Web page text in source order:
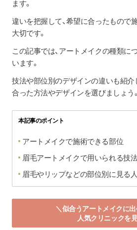
ます。
違いを把握して、希望に合ったもので
大切です。
この記事では、アートメイクの種類に
います。
技法や部位別のデザインの違いも紹介
合った方法やデザインを選びましょう。
本記事のポイント
アートメイクで施術できる部位
眉毛アートメイクで用いられる技
眉毛やリップなどの部位別に見る
＼似合うアートメイクに出
人気クリニックを